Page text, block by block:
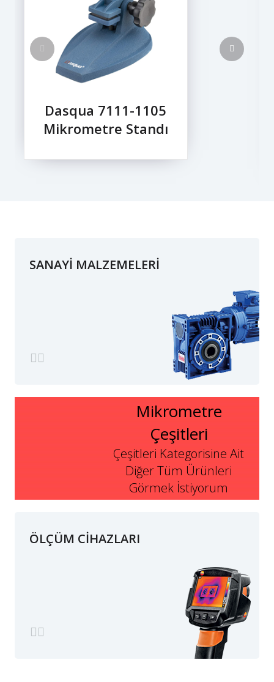
Dasqua 7111-1105
Mikrometre Standı
SANAYİ MALZEMELERİ
Mikrometre
Çeşitleri
Çeşitleri Kategorisine Ait
Diğer Tüm Ürünleri
Görmek İstiyorum
ÖLÇÜM CİHAZLARI